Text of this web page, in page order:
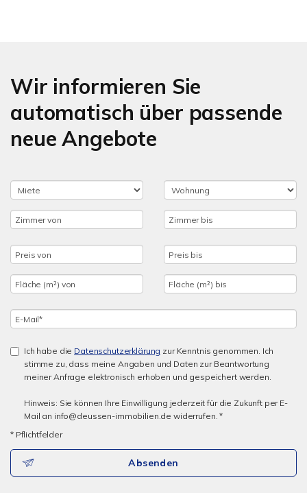
Wir informieren Sie
automatisch über passende
neue Angebote
Ich habe die Datenschutzerklärung zur Kenntnis genommen. Ich
stimme zu, dass meine Angaben und Daten zur Beantwortung
meiner Anfrage elektronisch erhoben und gespeichert werden.
Hinweis: Sie können Ihre Einwilligung jederzeit für die Zukunft per E-
Mail an info@deussen-immobilien.de widerrufen. *
* Pflichtfelder
Absenden